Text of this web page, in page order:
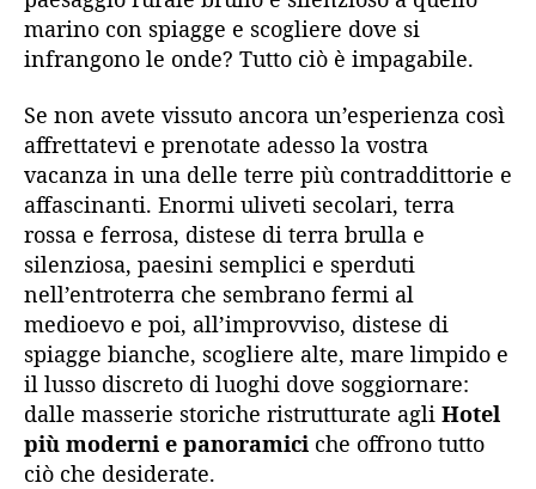
marino con spiagge e scogliere dove si
infrangono le onde? Tutto ciò è impagabile.
Se non avete vissuto ancora un’esperienza così
affrettatevi e prenotate adesso la vostra
vacanza in una delle terre più contraddittorie e
affascinanti. Enormi uliveti secolari, terra
rossa e ferrosa, distese di terra brulla e
silenziosa, paesini semplici e sperduti
nell’entroterra che sembrano fermi al
medioevo e poi, all’improvviso, distese di
spiagge bianche, scogliere alte, mare limpido e
il lusso discreto di luoghi dove soggiornare:
dalle masserie storiche ristrutturate agli Hotel
più moderni e panoramici che offrono tutto
ciò che desiderate.